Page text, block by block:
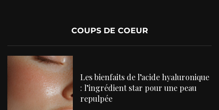
COUPS DE COEUR
Les bienfaits de l’acide hyaluronique
: l’ingrédient star pour une peau
repulpée